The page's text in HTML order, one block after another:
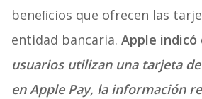
beneﬁcios que ofrecen las
entidad bancaria. Apple indicó
usuarios utilizan una tarjeta
en Apple Pay, la información